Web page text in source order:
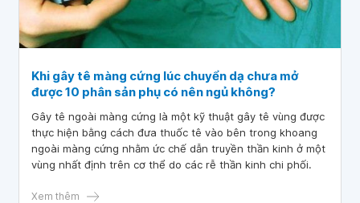
Khi gây tê màng cứng lúc chuyển dạ chưa mở
được 10 phân sản phụ có nên ngủ không?
Gây tê ngoài màng cứng là một kỹ thuật gây tê vùng được
thực hiện bằng cách đưa thuốc tê vào bên trong khoang
ngoài màng cứng nhằm ức chế dẫn truyền thần kinh ở một
vùng nhất định trên cơ thể do các rễ thần kinh chi phối.
Xem thêm